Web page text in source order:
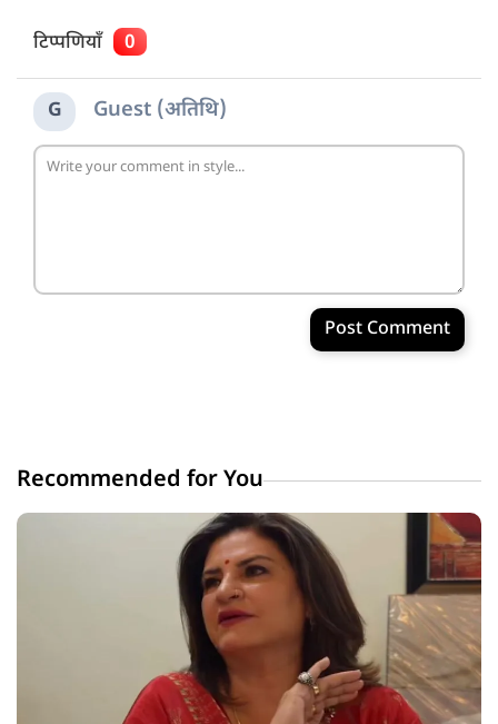
टिप्पणियाँ 0
G Guest (अतिथि)
Post Comment
Recommended for You